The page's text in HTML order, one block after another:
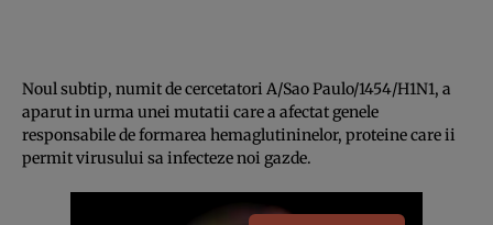
Noul subtip, numit de cercetatori A/Sao Paulo/1454/H1N1, a
aparut in urma unei mutatii care a afectat genele
responsabile de formarea hemaglutininelor, proteine care ii
permit virusului sa infecteze noi gazde.